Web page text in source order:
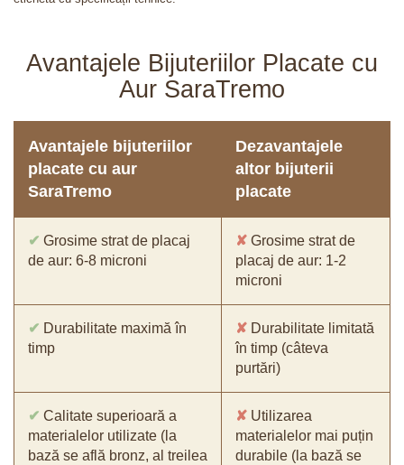
Avantajele Bijuteriilor Placate cu
Aur SaraTremo
Avantajele bijuteriilor
placate cu aur
SaraTremo
Dezavantajele
altor bijuterii
placate
✔ Grosime strat de placaj
de aur: 6-8 microni
✘ Grosime strat de
placaj de aur: 1-2
microni
✔ Durabilitate maximă în
timp
✘ Durabilitate limitată
în timp (câteva
purtări)
✔ Calitate superioară a
materialelor utilizate (la
bază se află bronz, al treilea
✘ Utilizarea
materialelor mai puțin
durabile (la bază se